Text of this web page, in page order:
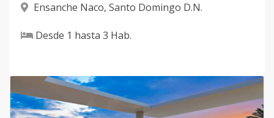
Ensanche Naco, Santo Domingo D.N.
Desde 1 hasta 3 Hab.